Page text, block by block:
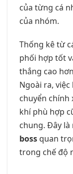
của từng cá
của nhóm.
Thống kê từ
phối hợp tốt
thắng cao
Ngoài ra,
chuyển chính
khí phù hợp
chung. Đây là
boss quan
trong chế độ